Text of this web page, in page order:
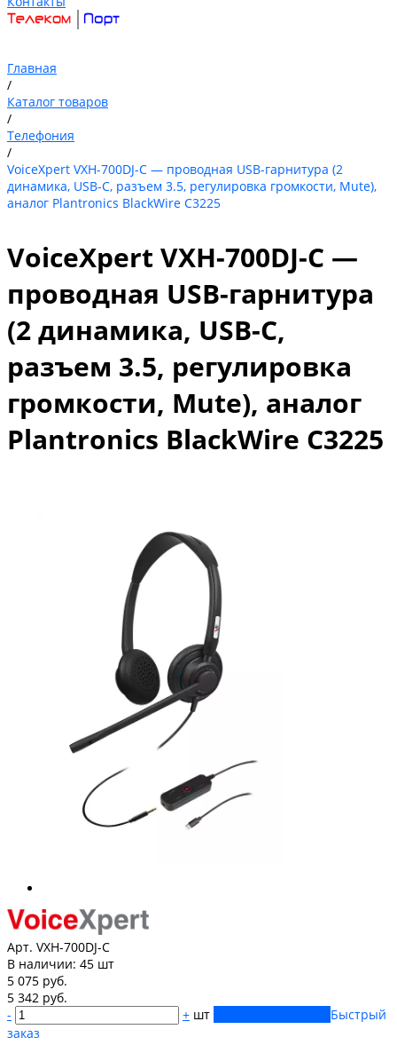
Главная
/
Каталог товаров
/
Телефония
/
VoiceXpert VXH-700DJ-C — проводная USB-гарнитура (2
динамика, USB-C, разъем 3.5, регулировка громкости, Mute),
аналог Plantronics BlackWire C3225
VoiceXpert VXH-700DJ-C —
проводная USB-гарнитура
(2 динамика, USB-C,
разъем 3.5, регулировка
громкости, Mute), аналог
Plantronics BlackWire C3225
Арт. VXH-700DJ-C
В наличии: 45 шт
5 075 руб.
5 342 руб.
-
+ шт
Быстрый
заказ